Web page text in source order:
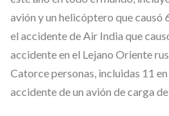
avión y un helicóptero que causó
el accidente de Air India que
accidente en el Lejano Oriente
Catorce personas, incluidas 11
accidente de un avión de carga